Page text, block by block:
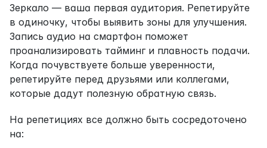
Зеркало — ваша первая аудитория. Репетируйте
в одиночку, чтобы выявить зоны для улучшения.
Запись аудио на смартфон поможет
проанализировать тайминг и плавность подачи.
Когда почувствуете больше уверенности,
репетируйте перед друзьями или коллегами,
которые дадут полезную обратную связь.
На репетициях все должно быть сосредоточено
на: